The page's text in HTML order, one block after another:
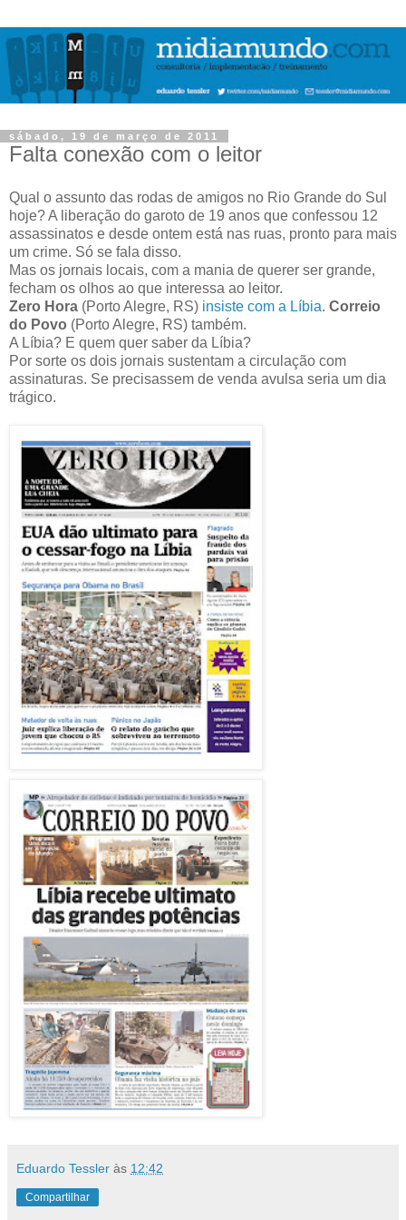
sábado, 19 de março de 2011
Falta conexão com o leitor
Qual o assunto das rodas de amigos no Rio Grande do Sul
hoje? A liberação do garoto de 19 anos que confessou 12
assassinatos e desde ontem está nas ruas, pronto para mais
um crime. Só se fala disso.
Mas os jornais locais, com a mania de querer ser grande,
fecham os olhos ao que interessa ao leitor.
Zero Hora (Porto Alegre, RS) insiste com a Líbia. Correio
do Povo (Porto Alegre, RS) também.
A Líbia? E quem quer saber da Líbia?
Por sorte os dois jornais sustentam a circulação com
assinaturas. Se precisassem de venda avulsa seria um dia
trágico.
Eduardo Tessler às 12:42
Compartilhar